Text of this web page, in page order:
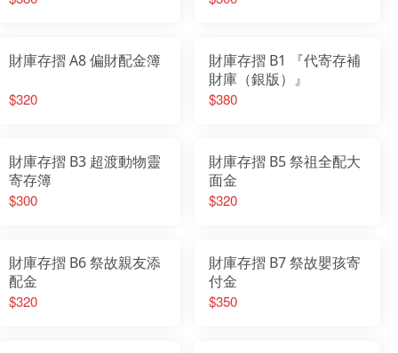
財庫存摺 A8 偏財配金簿
$320
財庫存摺 B1 『代寄存補
財庫（銀版）』
$380
財庫存摺 B3 超渡動物靈
寄存簿
$300
財庫存摺 B5 祭祖全配大
面金
$320
財庫存摺 B6 祭故親友添
配金
$320
財庫存摺 B7 祭故嬰孩寄
付金
$350